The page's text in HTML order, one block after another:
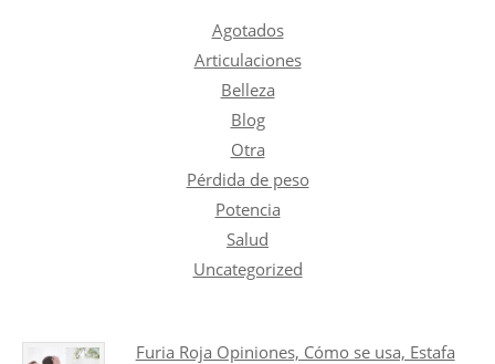
Agotados
Articulaciones
Belleza
Blog
Otra
Pérdida de peso
Potencia
Salud
Uncategorized
Furia Roja Opiniones, Cómo se usa, Estafa